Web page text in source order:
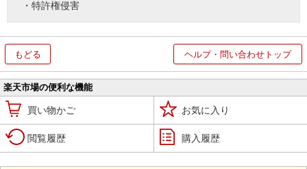
・特許権侵害
もどる ヘルプ・問い合わせトップ
楽天市場の便利な機能
買い物かご お気に入り
閲覧履歴 購入履歴